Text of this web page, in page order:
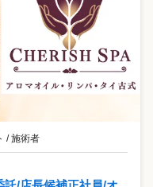
/ 施術者